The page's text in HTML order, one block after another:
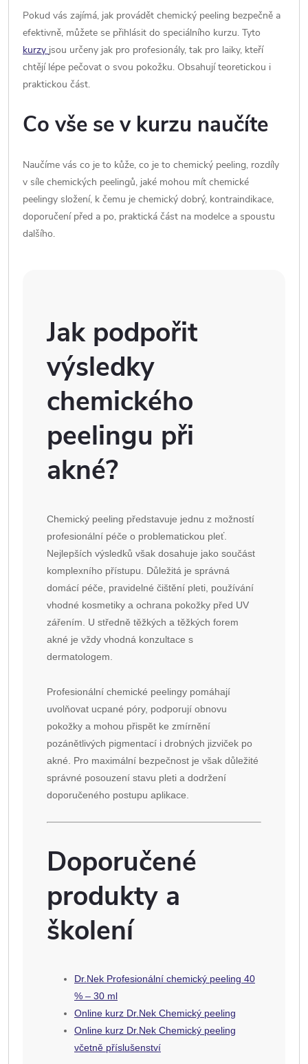
Pokud vás zajímá, jak provádět chemický peeling bezpečně a
efektivně, můžete se přihlásit do speciálního kurzu. Tyto
kurzy jsou určeny jak pro profesionály, tak pro laiky, kteří
chtějí lépe pečovat o svou pokožku. Obsahují teoretickou i
praktickou část.
Co vše se v kurzu naučíte
Naučíme vás co je to kůže, co je to chemický peeling, rozdíly
v síle chemických peelingů, jaké mohou mít chemické
peelingy složení, k čemu je chemický dobrý, kontraindikace,
doporučení před a po, praktická část na modelce a spoustu
dalšího.
Jak podpořit
výsledky
chemického
peelingu při
akné?
Chemický peeling představuje jednu z možností
profesionální péče o problematickou pleť.
Nejlepších výsledků však dosahuje jako součást
komplexního přístupu. Důležitá je správná
domácí péče, pravidelné čištění pleti, používání
vhodné kosmetiky a ochrana pokožky před UV
zářením. U středně těžkých a těžkých forem
akné je vždy vhodná konzultace s
dermatologem.
Profesionální chemické peelingy pomáhají
uvolňovat ucpané póry, podporují obnovu
pokožky a mohou přispět ke zmírnění
pozánětlivých pigmentací i drobných jizviček po
akné. Pro maximální bezpečnost je však důležité
správné posouzení stavu pleti a dodržení
doporučeného postupu aplikace.
Doporučené
produkty a
školení
Dr.Nek Profesionální chemický peeling 40
% – 30 ml
Online kurz Dr.Nek Chemický peeling
Online kurz Dr.Nek Chemický peeling
včetně příslušenství